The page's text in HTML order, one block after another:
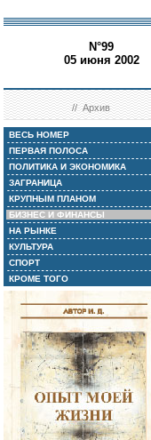
N°99
05 июня 2002
//Архив
ВЕСЬ НОМЕР
ПЕРВАЯ ПОЛОСА
ПОЛИТИКА И ЭКОНОМИКА
ЗАГРАНИЦА
КРУПНЫМ ПЛАНОМ
БИЗНЕС И ФИНАНСЫ
НА РЫНКЕ
КУЛЬТУРА
СПОРТ
КРОМЕ ТОГО